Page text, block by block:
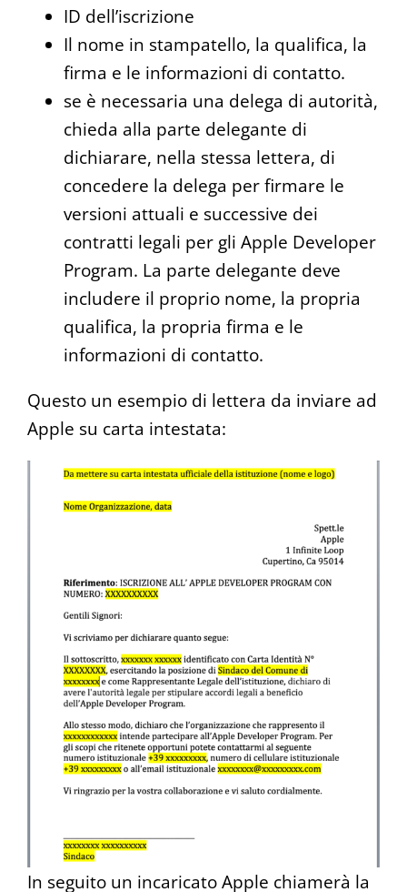
ID dell’iscrizione
Il nome in stampatello, la qualifica, la
firma e le informazioni di contatto.
se è necessaria una delega di autorità,
chieda alla parte delegante di
dichiarare, nella stessa lettera, di
concedere la delega per firmare le
versioni attuali e successive dei
contratti legali per gli Apple Developer
Program. La parte delegante deve
includere il proprio nome, la propria
qualifica, la propria firma e le
informazioni di contatto.
Questo un esempio di lettera da inviare ad
Apple su carta intestata:
In seguito un incaricato Apple chiamerà la